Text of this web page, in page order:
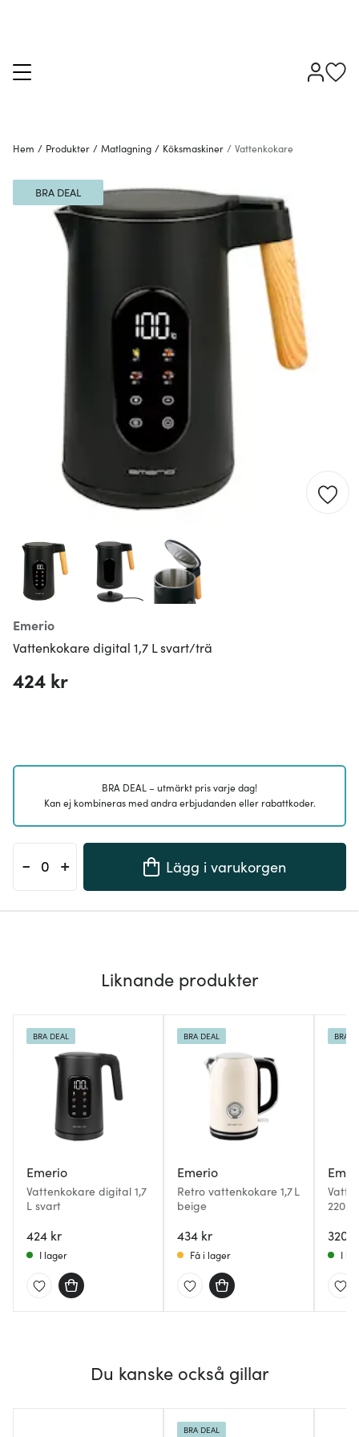
Hem / Produkter / Matlagning / Köksmaskiner / Vattenkokare
Emerio
Vattenkokare digital 1,7 L svart/trä
BRA DEAL
424 kr
BRA DEAL – utmärkt pris varje dag!
Kan ej kombineras med andra erbjudanden eller rabattkoder.
- + Lägg i varukorgen
Liknande produkter
Emerio
Vattenkokare digital 1,7
L svart
424 kr
BRA DEAL
I lager
Emerio
Retro vattenkokare 1,7 L
beige
434 kr
BRA DEAL
Få i lager
320
BRA
I
Du kanske också gillar
BRA DEAL